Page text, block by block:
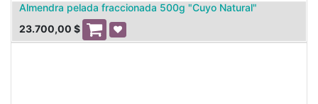
Almendra pelada fraccionada 500g "Cuyo Natural"
23.700,00 $